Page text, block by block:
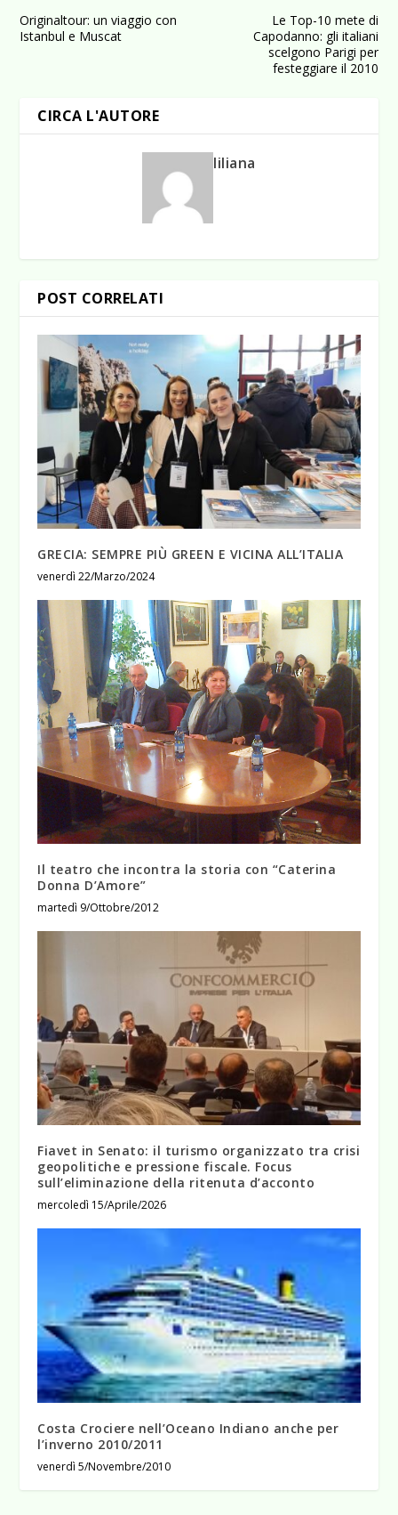
Originaltour: un viaggio con
Istanbul e Muscat
Le Top-10 mete di
Capodanno: gli italiani
scelgono Parigi per
festeggiare il 2010
CIRCA L'AUTORE
liliana
POST CORRELATI
GRECIA: SEMPRE PIÙ GREEN E VICINA ALL’ITALIA
venerdì 22/Marzo/2024
Il teatro che incontra la storia con “Caterina
Donna D’Amore”
martedì 9/Ottobre/2012
Fiavet in Senato: il turismo organizzato tra crisi
geopolitiche e pressione fiscale. Focus
sull’eliminazione della ritenuta d’acconto
mercoledì 15/Aprile/2026
Costa Crociere nell’Oceano Indiano anche per
l’inverno 2010/2011
venerdì 5/Novembre/2010